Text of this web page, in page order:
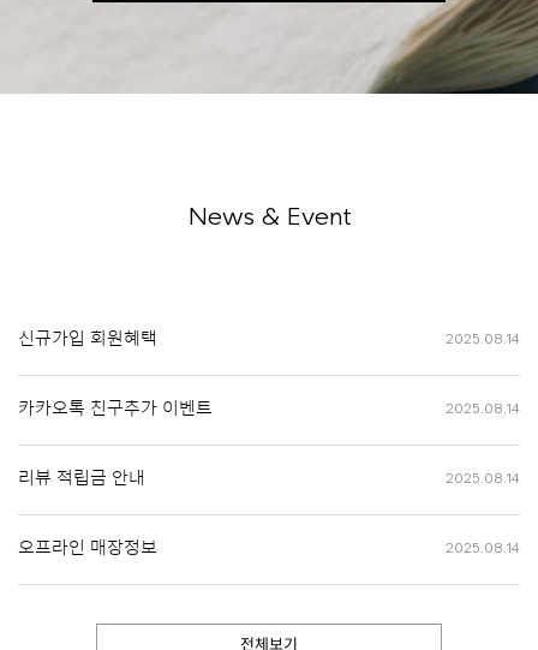
News & Event
신규가입 회원혜택 2025.08.14
카카오톡 친구추가 이벤트 2025.08.14
리뷰 적립금 안내 2025.08.14
오프라인 매장정보 2025.08.14
전체보기